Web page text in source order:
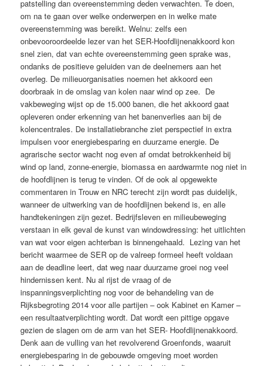
patstelling dan overeenstemming deden verwachten. Te doen,
om na te gaan over welke onderwerpen en in welke mate
overeenstemming was bereikt. Welnu: zelfs een
onbevooroordeelde lezer van het SER-Hoofdlijnenakkoord kon
snel zien, dat van echte overeenstemming geen sprake was,
ondanks de positieve geluiden van de deelnemers aan het
overleg. De milieuorganisaties noemen het akkoord een
doorbraak in de omslag van kolen naar wind op zee. De
vakbeweging wijst op de 15.000 banen, die het akkoord gaat
opleveren onder erkenning van het banenverlies aan bij de
kolencentrales. De installatiebranche ziet perspectief in extra
impulsen voor energiebesparing en duurzame energie. De
agrarische sector wacht nog even af omdat betrokkenheid bij
wind op land, zonne-energie, biomassa en aardwarmte nog niet in
de hoofdlijnen is terug te vinden. Of de ook al opgewekte
commentaren in Trouw en NRC terecht zijn wordt pas duidelijk,
wanneer de uitwerking van de hoofdlijnen bekend is, en alle
handtekeningen zijn gezet. Bedrijfsleven en milieubeweging
verstaan in elk geval de kunst van windowdressing: het uitlichten
van wat voor eigen achterban is binnengehaald. Lezing van het
bericht waarmee de SER op de valreep formeel heeft voldaan
aan de deadline leert, dat weg naar duurzame groei nog veel
hindernissen kent. Nu al rijst de vraag of de
inspanningsverplichting nog voor de behandeling van de
Rijksbegroting 2014 voor alle partijen – ook Kabinet en Kamer –
een resultaatverplichting wordt. Dat wordt een pittige opgave
gezien de slagen om de arm van het SER- Hoofdlijnenakkoord.
Denk aan de vulling van het revolverend Groenfonds, waaruit
energiebesparing in de gebouwde omgeving moet worden